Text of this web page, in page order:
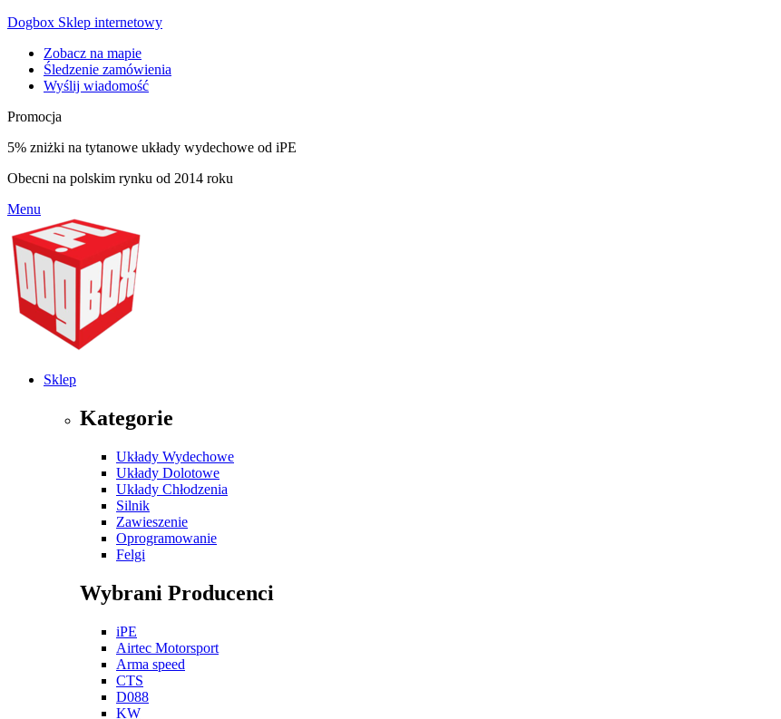
Dogbox Sklep internetowy
Zobacz na mapie
Śledzenie zamówienia
Wyślij wiadomość
Promocja
5% zniżki na tytanowe układy wydechowe od iPE
Obecni na polskim rynku od 2014 roku
Menu
Sklep
Kategorie
Układy Wydechowe
Układy Dolotowe
Układy Chłodzenia
Silnik
Zawieszenie
Oprogramowanie
Felgi
Wybrani Producenci
iPE
Airtec Motorsport
Arma speed
CTS
D088
KW